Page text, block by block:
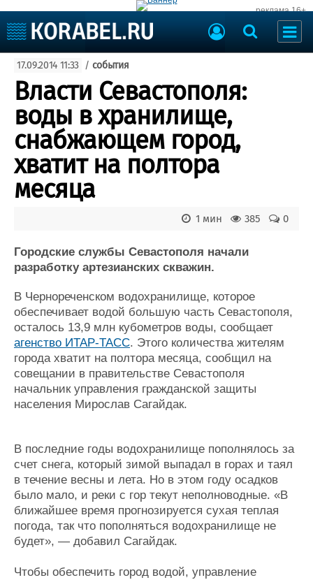
реклама 16+
Судоходство
Судоремонт
События
Порты
Рыболовство
ВМФ
Яхты и катера
Еще
Компании
Репутация
Работа
Крюинг
Журнал
Реклама
Доска объявлений
Оборудование
Изделия
Услуги
Конференции
Выставки и семинары
Флот
Галерея флота
Все службы
17.09.2014 11:33 / события
Власти Севастополя:
воды в хранилище,
снабжающем город,
хватит на полтора
месяца
0
385
1 мин
Городские службы Севастополя начали
разработку артезианских скважин.
В Чернореченском водохранилище, которое
обеспечивает водой большую часть Севастополя,
осталось 13,9 млн кубометров воды, сообщает
агенство ИТАР-ТАСС. Этого количества жителям
города хватит на полтора месяца, сообщил на
совещании в правительстве Севастополя
начальник управления гражданской защиты
населения Мирослав Сагайдак.
В последние годы водохранилище пополнялось за
счет снега, который зимой выпадал в горах и таял
в течение весны и лета. Но в этом году осадков
было мало, и реки с гор текут неполноводные. «В
ближайшее время прогнозируется сухая теплая
погода, так что пополняться водохранилище не
будет», — добавил Сагайдак.
Чтобы обеспечить город водой, управление